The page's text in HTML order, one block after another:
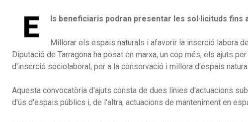
E ls beneficiaris podran presentar les sol·licituds fins
Millorar els espais naturals i afavorir la inserció labora
Diputació de Tarragona ha posat en marxa, un cop més, els ajuts
d'inserció sociolaboral, per a la conservació i millora d'espais
Aquesta convocatòria d'ajuts consta de dues línies d'actuacions
d'ús d'espais públics i, de l'altra, actuacions de manteniment en